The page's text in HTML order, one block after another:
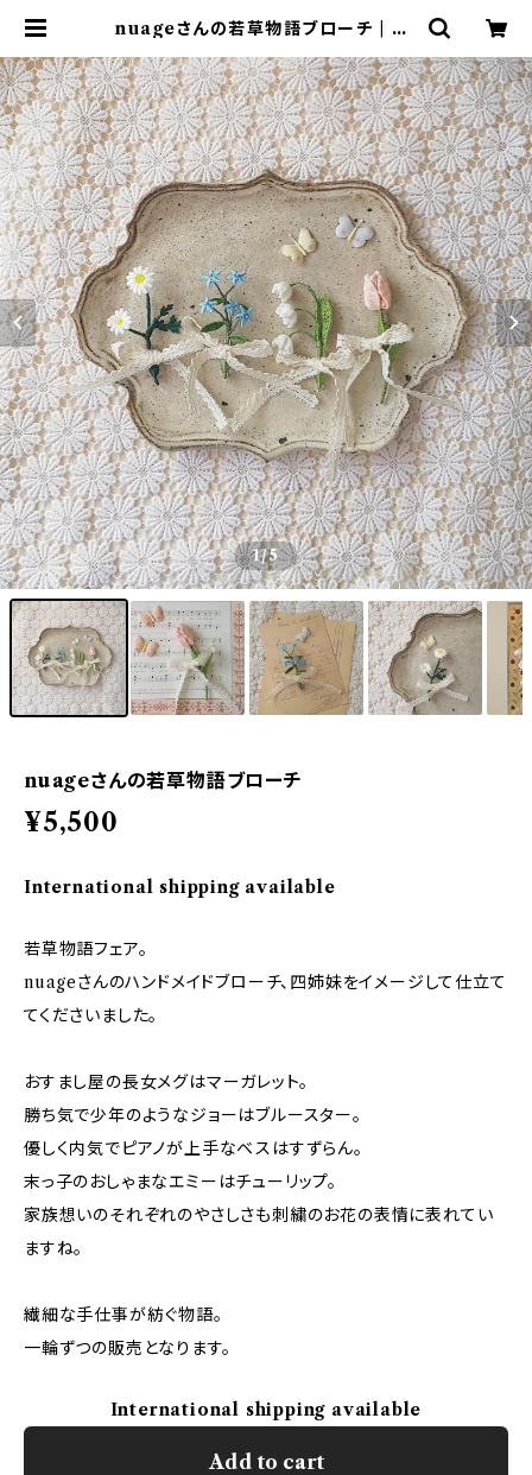
nuageさんの若草物語ブローチ | va
1/5
nuageさんの若草物語ブローチ
¥5,500
International shipping available
若草物語フェア。
nuageさんのハンドメイドブローチ、四姉妹をイメージして仕立て
てくださいました。
おすまし屋の長女メグはマーガレット。
勝ち気で少年のようなジョーはブルースター。
優しく内気でピアノが上手なベスはすずらん。
末っ子のおしゃまなエミーはチューリップ。
家族想いのそれぞれのやさしさも刺繍のお花の表情に表れてい
ますね。
繊細な手仕事が紡ぐ物語。
一輪ずつの販売となります。
International shipping available
Add to cart